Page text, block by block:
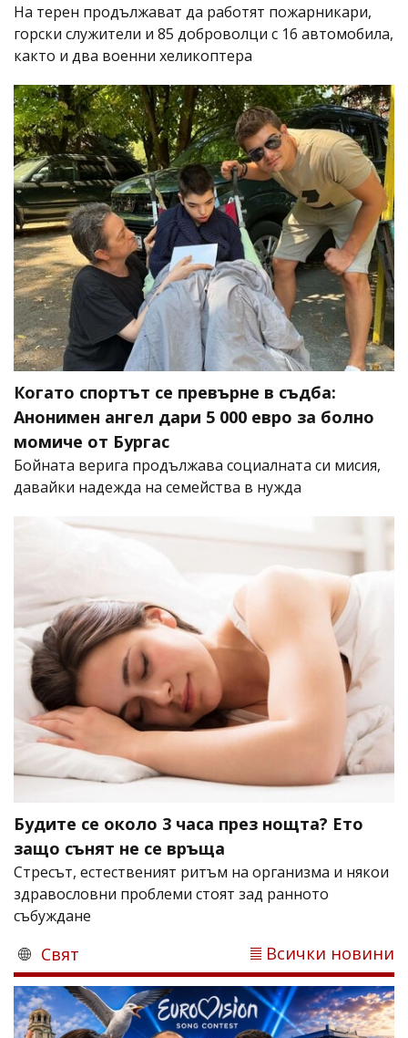
На терен продължават да работят пожарникари,
горски служители и 85 доброволци с 16 автомобила,
както и два военни хеликоптера
Когато спортът се превърне в съдба:
Анонимен ангел дари 5 000 евро за болно
момиче от Бургас
Бойната верига продължава социалната си мисия,
давайки надежда на семейства в нужда
Будите се около 3 часа през нощта? Ето
защо сънят не се връща
Стресът, естественият ритъм на организма и някои
здравословни проблеми стоят зад ранното
събуждане
Свят Всички новини